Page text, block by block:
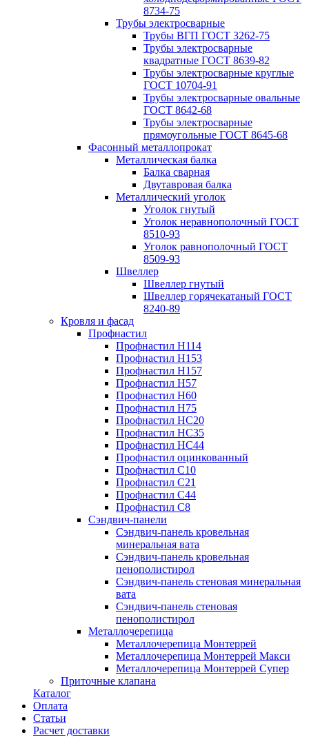
8734-75
Трубы электросварные
Трубы ВГП ГОСТ 3262-75
Трубы электросварные
квадратные ГОСТ 8639-82
Трубы электросварные круглые
ГОСТ 10704-91
Трубы электросварные овальные
ГОСТ 8642-68
Трубы электросварные
прямоугольные ГОСТ 8645-68
Фасонный металлопрокат
Металлическая балка
Балка сварная
Двутавровая балка
Металлический уголок
Уголок гнутый
Уголок неравнополочный ГОСТ
8510-93
Уголок равнополочный ГОСТ
8509-93
Швеллер
Швеллер гнутый
Швеллер горячекатаный ГОСТ
8240-89
Кровля и фасад
Профнастил
Профнастил Н114
Профнастил Н153
Профнастил Н157
Профнастил Н57
Профнастил Н60
Профнастил Н75
Профнастил НС20
Профнастил НС35
Профнастил НС44
Профнастил оцинкованный
Профнастил С10
Профнастил С21
Профнастил С44
Профнастил С8
Сэндвич-панели
Сэндвич-панель кровельная
минеральная вата
Сэндвич-панель кровельная
пенополистирол
Сэндвич-панель стеновая минеральная
вата
Сэндвич-панель стеновая
пенополистирол
Металлочерепица
Металлочерепица Монтеррей
Металлочерепица Монтеррей Макси
Металлочерепица Монтеррей Супер
Приточные клапана
Каталог
Оплата
Статьи
Расчет доставки